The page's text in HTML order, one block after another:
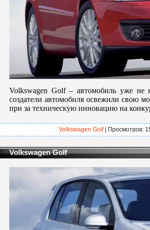
Volkswagen Golf – автомобиль уже
создатели автомобиля освежили свою
при за техническую инновацию на
Volkswagen Golf| Просмотров:
Volkswagen Golf